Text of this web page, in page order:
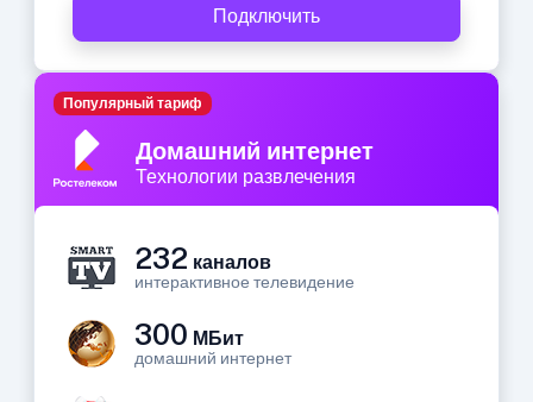
Подключить
Домашний интернет
Технологии развлечения
Популярный тариф
232 каналов
интерактивное телевидение
300 МБит
домашний интернет